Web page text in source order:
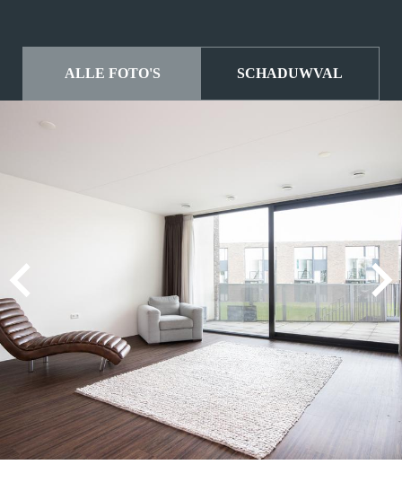
ALLE FOTO'S SCHADUWVAL
9
aanbevelen als makelaar. Hij geeft goede
adviezen, is zeer punctueel en betrouwbaar.
9 MEVROUW E. HENDRIKS
De contacten met Charles liepen zeer goed. Hij
voldeed boven verwachting en alles verliep
vlekkeloos. Wij waren zeer tevreden over de
gehele samenwerking en zouden Charles als